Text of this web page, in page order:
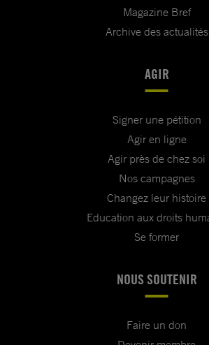
Magazine Bref
Archive des actualités
AGIR
Signer une pétition
Agir en ligne
Agir près de chez soi
Nos campagnes
Changez leur histoire
Education aux droits
Se former
NOUS SOUTENIR
Faire un don